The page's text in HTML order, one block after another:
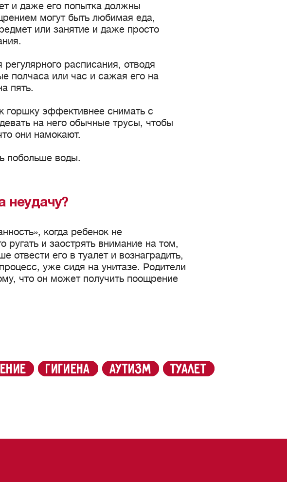
и даже его попытка должны
могут быть любимая еда,
или занятие и даже просто
расписания, отводя
полчаса или час и сажая его на
пять.
горшку эффективнее снимать с
на него обычные трусы, чтобы
они намокают.
побольше воды.
неудачу?
когда ребенок не
ругать и заострять внимание на том,
отвести его в туалет и вознаградить,
уже сидя на унитазе. Родители
что он может получить поощрение
гигиена аутизм туалет